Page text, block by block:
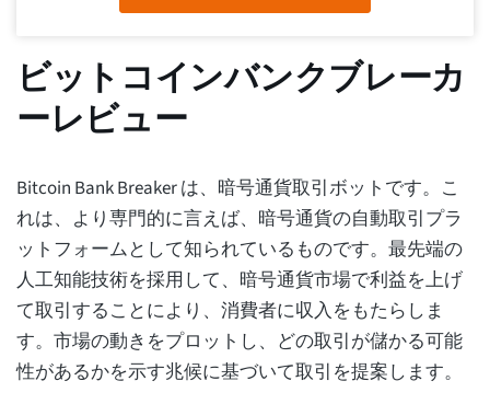
ビットコインバンクブレーカ
ーレビュー
Bitcoin Bank Breaker は、暗号通貨取引ボットです。こ
れは、より専門的に言えば、暗号通貨の自動取引プラ
ットフォームとして知られているものです。最先端の
人工知能技術を採用して、暗号通貨市場で利益を上げ
て取引することにより、消費者に収入をもたらしま
す。市場の動きをプロットし、どの取引が儲かる可能
性があるかを示す兆候に基づいて取引を提案します。